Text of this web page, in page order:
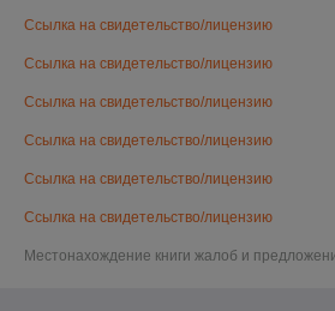
Ссылка на свидетельство/лицензию
Ссылка на свидетельство/лицензию
Ссылка на свидетельство/лицензию
Ссылка на свидетельство/лицензию
Ссылка на свидетельство/лицензию
Ссылка на свидетельство/лицензию
Местонахождение книги жалоб и